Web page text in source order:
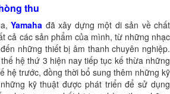
thu
Yamaha đã xây dựng một di sản về chất
cả các sản phẩm của mình, từ những nhạc
những thiết bị âm thanh chuyên nghiệp.
thế hệ thứ 3 hiện nay tiếp tục kế thừa những
hệ trước, đồng thời bổ sung thêm những kỹ
kỹ thuật được phát triển để sử dụng